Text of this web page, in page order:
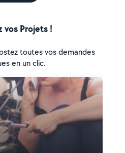
vos Projets !
toutes vos demandes
en un clic.